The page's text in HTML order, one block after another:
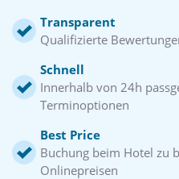
Transparent
Qualifizierte
Schnell
Innerhalb von 24h
Terminoptionen
Best Price
Buchung beim Hotel zu
Onlinepreisen